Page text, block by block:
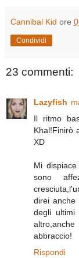
Cannibal Kid ore
Condividi
23 commenti:
Lazyfish
Il ritmo
Khal!Finirò
XD
Mi
sono
direi
degli ultimi
abbraccio!
Rispondi